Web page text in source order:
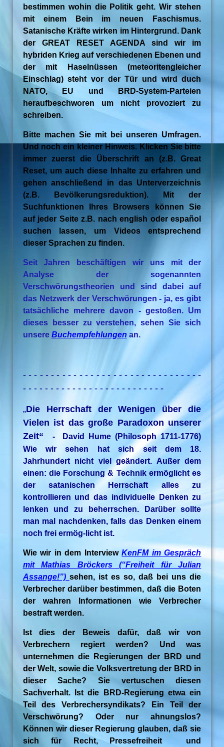
bestimmen wohin die Politik geht. Wir stehen
mit einem Bein im neuen Faschismus.
Satanische Kräfte wirken im Hintergrund. Dank
der GREAT RESET AGENDA sind wir im
hybriden Krieg auf verschiedenen Ebenen und
der mit Haselnüssen (meteoritengleicher
Einschlag) steht vor der Tür und wird duch
NATO, EU und BRD-System-Parteien
heraufbeschworen um nicht provoziert zu
schreiben.
Bitte machen Sie mit bei unseren Umfragen.
Und noch ein kleiner Hinweis. Klicken Sie bitte
immer zuerst die Überschrift an (z.B. Great
Reset, um auch diese Inhalte zu erfahren und
gehen anschließend in das Unterverzeichnis
(z.B. Bevölkerungsreduktion). Mit der
Suchfunktionen Ihres Browsers können Sie
auf jeder Seite z.B. nach english oder español
suchen lassen, um Videos entsprechend
dieser Sprachen zu finden.
Seit Jahren beschäftigen wir uns mit der
Analyse der sogenannten
Verschwörungstheorien und sind dabei auf
das Netzwerk der Verschwörungen - ja, es gibt
tatsächliche mehrere davon - gestoßen. Um
dieses besser zu verstehen, sehen Sie sich
unsere Buchempfehlungen an.
- - - - - - - - - - - - - - - - - - - - - - - - - - - - - - - -
- - - - - - - - - - - - - - - - - - - - - - - - - -
„Die Herrschaft der Wenigen über die
Vielen ist das große Paradoxon unserer
Zeit“
- David Hume (Philosoph 1711-1776)
Wie wir sehen hat sich seit dem 18.
Jahrhundert nicht viel geändert. Außer dem
einen: die Forschung & Technik ermöglicht es
der satanischen Herrschaft alles zu
kontrollieren und das individuelle Denken zu
lenken und zu beherrschen. Darüber sollte
man mal nachdenken, falls das Denken einem
noch frei ermög-licht ist.
Wie wir in dem InterviewKenFM im Gespräch
mit Mathias Bröckers (“Freiheit für Julian
Assange!”) sehen, ist es so, daß bei uns die
Verbrecher darüber bestimmen, daß die Boten
der wahren Informationen wie Verbrecher
bestraft werden.
Ist dies der Beweis dafür, daß wir von
Verbrechern regiert werden? Und was
unternehmen die Regierungen der BRD und
der Welt, sowie die Volksvertretung der BRD in
dieser Sache? Sie vertuschen diesen
Sachverhalt. Ist die BRD-Regierung etwa ein
Teil des Verbrechersyndikats? Ein Teil der
Verschwörung? Oder nur ahnungslos?
Können wir dieser Regierung glauben, daß sie
sich für Recht, Pressefreiheit und